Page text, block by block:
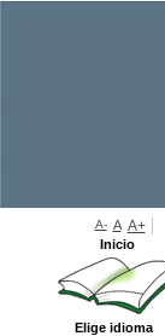
A- A A+
Inicio
Elige idioma